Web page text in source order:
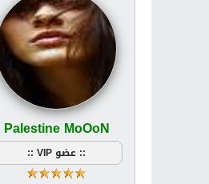
Palestine MoOoN
:: عضو VIP ::